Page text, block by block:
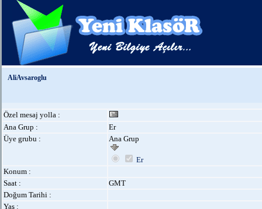
AliAvsaroglu
Özel mesaj yolla :
Ana Grup :
Er
Üye grubu :
Ana Grup
Er
Konum :
Saat :
GMT
Doğum Tarihi :
Yaş :